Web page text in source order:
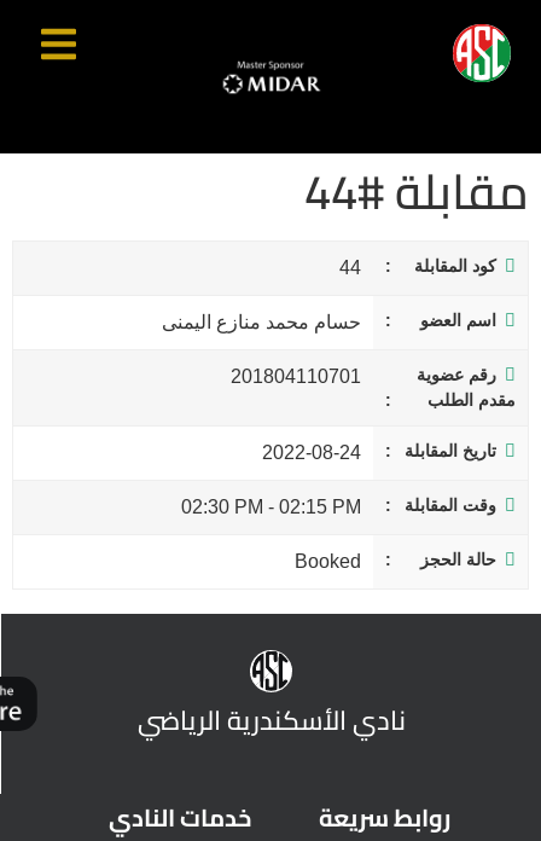
مقابلة #44
كود المقابلة 44
اسم العضو حسام محمد منازع اليمنى
رقم عضوية
مقدم الطلب
201804110701
تاريخ المقابلة 2022-08-24
وقت المقابلة 02:15 PM
-
02:30 PM
حالة الحجز Booked
نادي الأسكندرية الرياضي
روابط سريعة خدمات النادي